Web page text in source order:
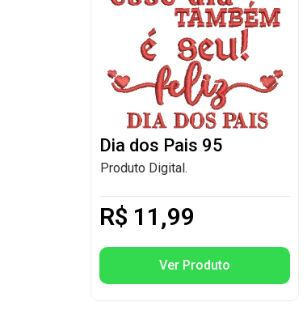
Dia dos Pais 95
Produto Digital.
R$ 11,99
Ver Produto